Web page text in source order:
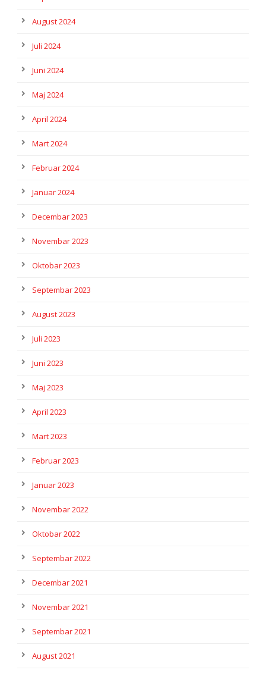
August 2024
Juli 2024
Juni 2024
Maj 2024
April 2024
Mart 2024
Februar 2024
Januar 2024
Decembar 2023
Novembar 2023
Oktobar 2023
Septembar 2023
August 2023
Juli 2023
Juni 2023
Maj 2023
April 2023
Mart 2023
Februar 2023
Januar 2023
Novembar 2022
Oktobar 2022
Septembar 2022
Decembar 2021
Novembar 2021
Septembar 2021
August 2021